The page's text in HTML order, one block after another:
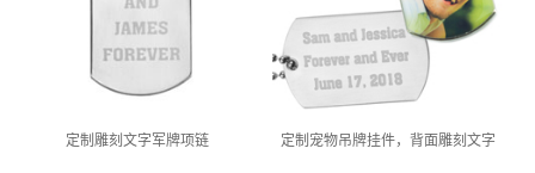
定制雕刻文字军牌项链 定制宠物吊牌挂件，背面雕刻文字